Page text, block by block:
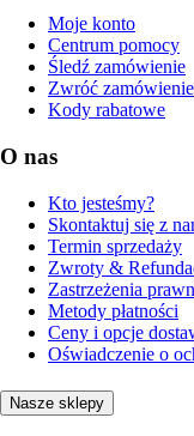
Moje konto
Centrum pomocy
Śledź zamówienie
Zwróć zamówienie
Kody rabatowe
O nas
Kto jesteśmy?
Skontaktuj się z
Termin sprzedaży
Zwroty &
Zastrzeżenia
Metody płatności
Ceny i opcje
Oświadczenie o
Nasze sklepy